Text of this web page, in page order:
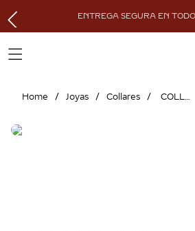
ENTREGA SEGURA EN
Joyas Collares COLLAR SÍMBOLOS